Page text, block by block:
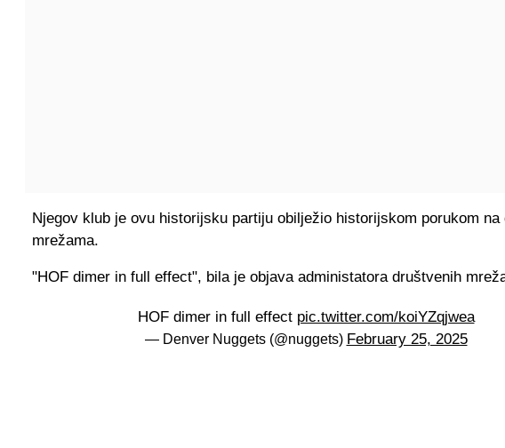
Njegov klub je ovu historijsku partiju obilježio historijskom porukom na
mrežama.
"HOF dimer in full effect", bila je objava administatora društvenih
HOF dimer in full effect pic.twitter.com/koiYZqjwea
— Denver Nuggets (@nuggets) February 25, 2025